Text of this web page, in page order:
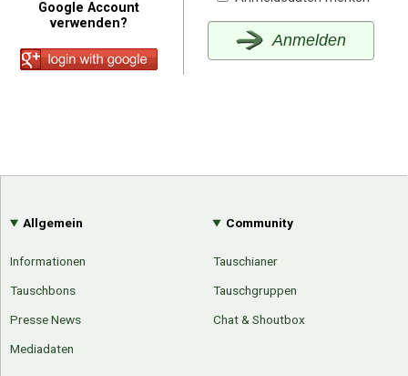
Anmelden
Google Account
verwenden?
Allgemein
Informationen
Tauschbons
Presse News
Mediadaten
Community
Tauschianer
Tauschgruppen
Chat & Shoutbox